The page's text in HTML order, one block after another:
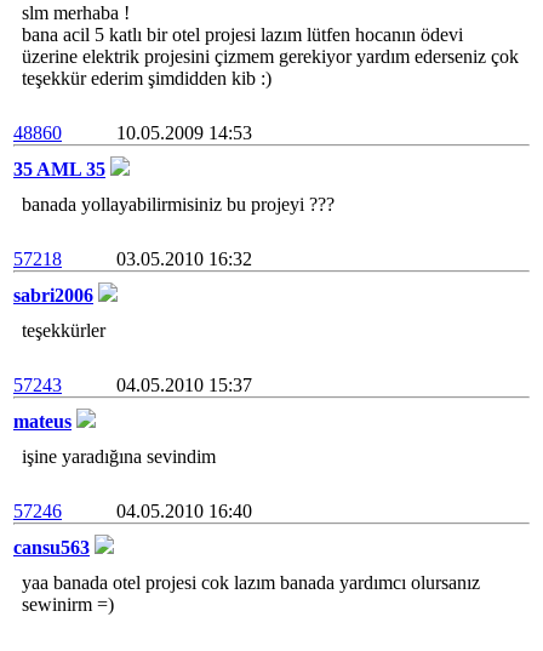
slm merhaba !
bana acil 5 katlı bir otel projesi lazım lütfen hocanın ödevi
üzerine elektrik projesini çizmem gerekiyor yardım ederseniz çok
teşekkür ederim şimdidden kib :)
48860
10.05.2009 14:53
35 AML 35
banada yollayabilirmisiniz bu projeyi ???
57218
03.05.2010 16:32
sabri2006
teşekkürler
57243
04.05.2010 15:37
mateus
işine yaradığına sevindim
57246
04.05.2010 16:40
cansu563
yaa banada otel projesi cok lazım banada yardımcı olursanız
sewinirm =)